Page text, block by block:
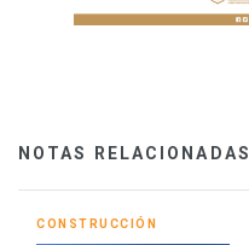
NOTAS RELACIONADAS
CONSTRUCCIÓN